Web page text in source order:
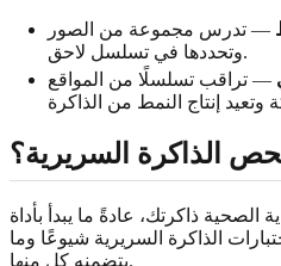
— تدرس مجموعة من الصور
وتحددها في تسلسل لاحق.
— تراقب تسلسلًا من المواقع
الذاكرة السريرية؟
ذاكرتك، عادةً ما يبدأ بأداة
الذاكرة السريرية شيوعًا وما
يتضمنه كل منها.